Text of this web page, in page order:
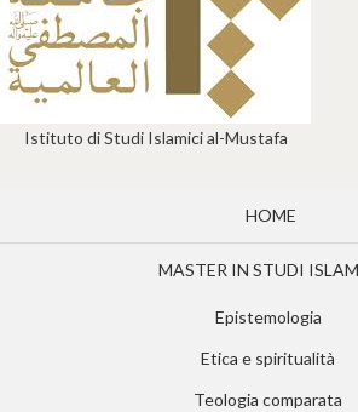
Istituto di Studi Islamici al-Mustafa
HOME
MASTER IN STUDI
Epistemologia
Etica e spiritualità
Teologia comparata